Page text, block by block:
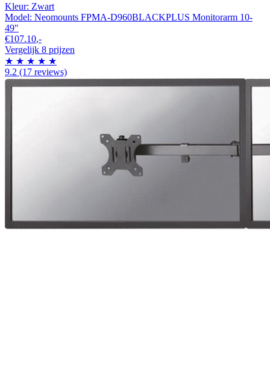
Kleur: Zwart
Model: Neomounts FPMA-D960BLACKPLUS Monitorarm 10-
49"
€107.10,-
Vergelijk 8 prijzen
★ ★ ★ ★ ★
9.2 (17 reviews)